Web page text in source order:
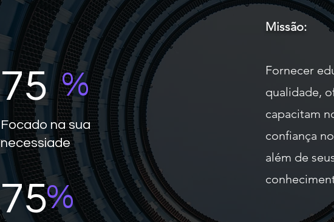
75 %
Focado na sua
necessiade
75%
Missão:
Fornecer
qualidade,
capacitam
confiança
além de